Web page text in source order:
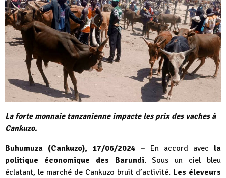
La forte monnaie tanzanienne impacte les prix des vaches à
Cankuzo.
Buhumuza (Cankuzo), 17/06/2024 – En accord avec la
politique économique des Barundi. Sous un ciel bleu
éclatant, le marché de Cankuzo bruit d’activité. Les éleveurs